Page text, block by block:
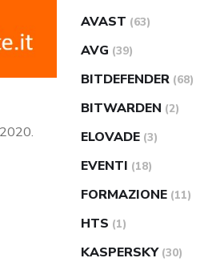
AVAST (63)
AVG (39)
BITDEFENDER (68)
BITWARDEN (2)
ELOVADE (3)
EVENTI (18)
FORMAZIONE (11)
HTS (1)
KASPERSKY (30)